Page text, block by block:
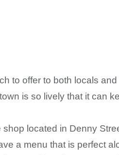
to offer to both locals
is so lively that it can
located in Denny
a menu that is perfect